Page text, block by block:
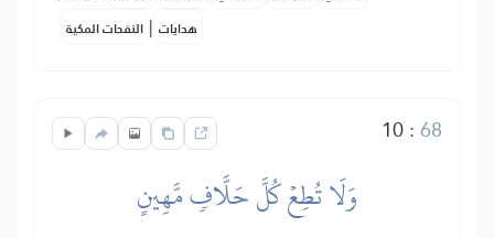
النفحات المكية | هدايات
10:68
وَلَا تُطِعۡ كُلَّ حَلَّافٖ مَّهِينٍ